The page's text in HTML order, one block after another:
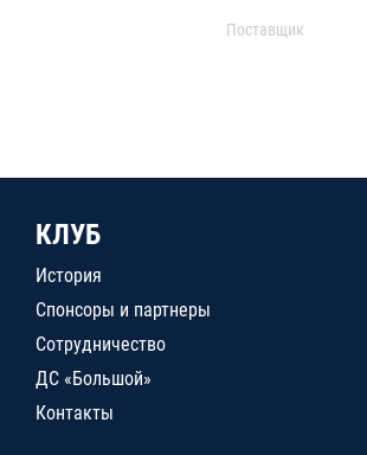
Поставщик
КЛУБ
История
Спонсоры и партнеры
Сотрудничество
ДС «Большой»
Контакты